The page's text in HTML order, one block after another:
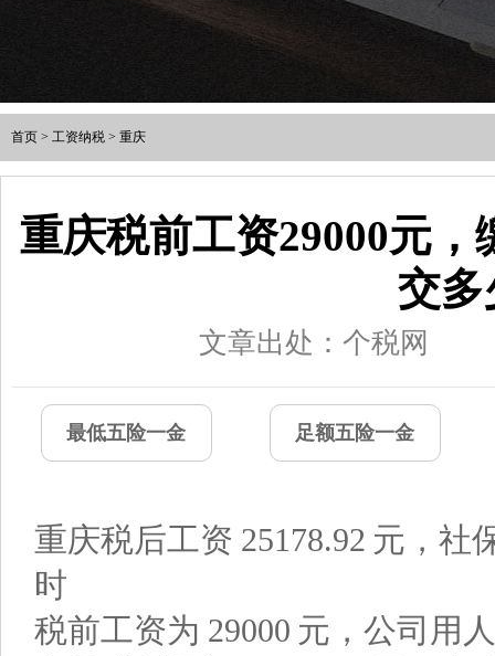
首页 > 工资纳税 > 重庆
重庆税前工资29000元
交多
文章出处：个税网
最低五险一金 足额五险一金
重庆税后工资 25178.92 元，社
时
税前工资为 29000 元，公司用